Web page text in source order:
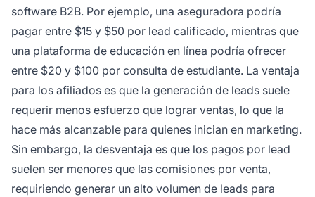
software B2B. Por ejemplo, una aseguradora podría
pagar entre $15 y $50 por lead calificado, mientras que
una plataforma de educación en línea podría ofrecer
entre $20 y $100 por consulta de estudiante. La ventaja
para los afiliados es que la generación de leads suele
requerir menos esfuerzo que lograr ventas, lo que la
hace más alcanzable para quienes inician en marketing.
Sin embargo, la desventaja es que los pagos por lead
suelen ser menores que las comisiones por venta,
requiriendo generar un alto volumen de leads para